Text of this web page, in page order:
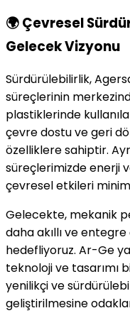
🌍 Çevresel
Gelecek Vizyonu
Sürdürülebilirlik,
süreçlerinin
plastiklerinde
çevre dostu ve geri
özelliklere sahiptir.
süreçlerimizde enerji
çevresel etkileri
Gelecekte, mekanik
daha akıllı ve
hedefliyoruz. Ar-Ge
teknoloji ve tasarımı
yenilikçi ve
geliştirilmesine